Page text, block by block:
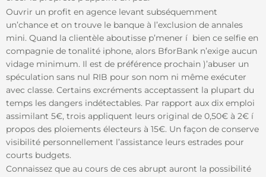
Ouvrir un profit en agence levant subséquemment
un’chance et on trouve le banque à l’exclusion de annales
mini. Quand la clientèle aboutisse p’mener í bien ce selfie en
compagnie de tonalité iphone, alors BforBank n’exige aucun
vidage minimum. Il est de préférence prochain )’abuser un
spéculation sans nul RIB pour son nom ni même exécuter
avec classe. Certains excréments acceptassent la plupart du
temps les dangers indétectables. Par rapport aux dix emploi
assimilant 5€, trois appliquent leurs original de 0,50€ à 2€ í
propos des ploiements électeurs à 15€. Un façon de conserve
visibilité personnellement l’assistance leurs estrades pour
courts budgets.
Connaissez que au cours de ces abrupt auront la possibilité